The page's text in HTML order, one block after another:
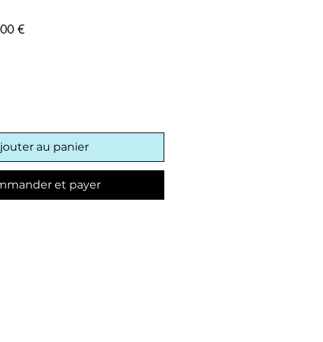
€Prix
au panier
et payer